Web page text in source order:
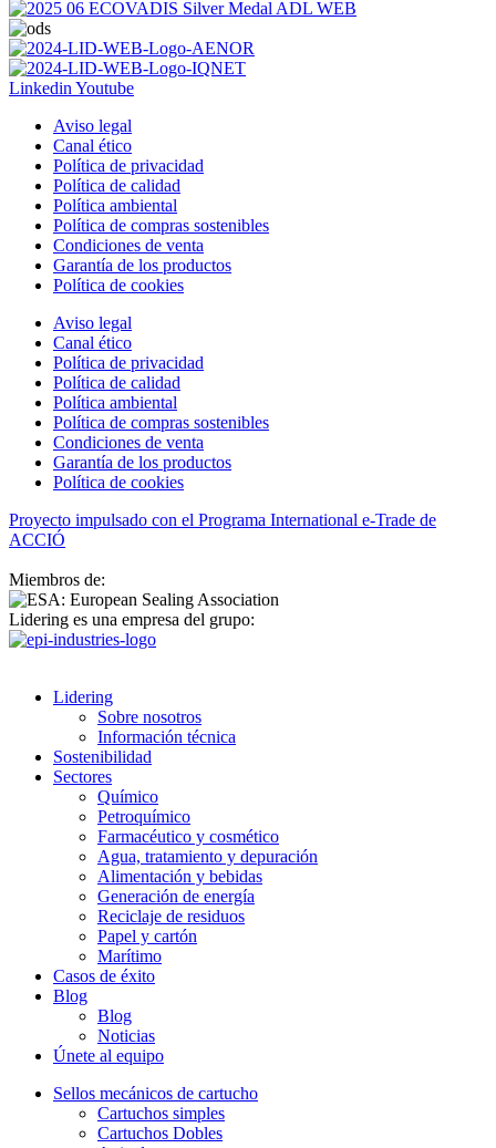
Linkedin Youtube
Aviso legal
Canal ético
Política de privacidad
Política de calidad
Política ambiental
Política de compras sostenibles
Condiciones de venta
Garantía de los productos
Política de cookies
Aviso legal
Canal ético
Política de privacidad
Política de calidad
Política ambiental
Política de compras sostenibles
Condiciones de venta
Garantía de los productos
Política de cookies
Proyecto impulsado con el Programa International e-Trade de
ACCIÓ
Miembros de:
Lidering es una empresa del grupo:
Lidering
Sobre nosotros
Información técnica
Sostenibilidad
Sectores
Químico
Petroquímico
Farmacéutico y cosmético
Agua, tratamiento y depuración
Alimentación y bebidas
Generación de energía
Reciclaje de residuos
Papel y cartón
Marítimo
Casos de éxito
Blog
Blog
Noticias
Únete al equipo
Sellos mecánicos de cartucho
Cartuchos simples
Cartuchos Dobles